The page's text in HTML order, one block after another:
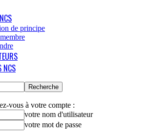
de principe
NCS
vous à votre compte :
votre nom d'utilisateur
votre mot de passe